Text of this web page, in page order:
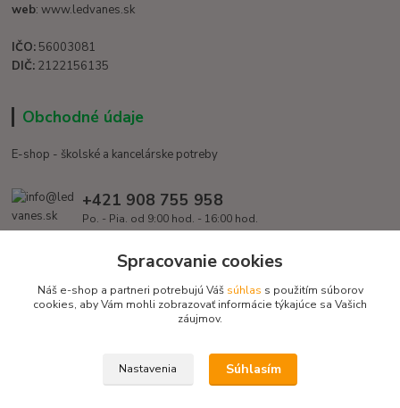
web: www.ledvanes.sk
IČO: 56003081
DIČ: 2122156135
Obchodné údaje
E-shop - školské a kancelárske potreby
+421 908 755 958
Po. - Pia. od 9:00 hod. - 16:00 hod.
info@ledvanes.sk
Copyright © 2016 EduServis s. r. o. - Všetky práva vyhradené / Design
Spracovanie cookies
Náš e-shop a partneri potrebujú Váš súhlas s použitím súborov
cookies, aby Vám mohli zobrazovať informácie týkajúce sa Vašich
záujmov.
Nastavenia Súhlasím